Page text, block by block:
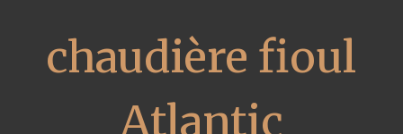
chaudière fioul
Atlantic